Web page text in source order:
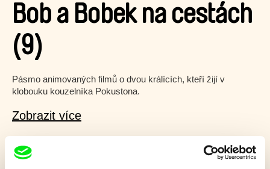
Bob a Bobek na cestách
(9)
Pásmo animovaných filmů o dvou králících, kteří žijí v
klobouku kouzelníka Pokustona.
Zobrazit více